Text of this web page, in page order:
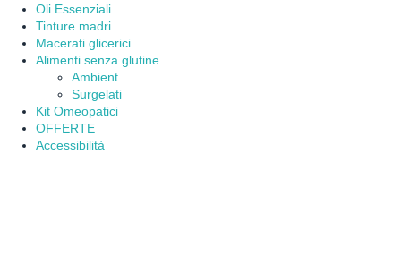
Oli Essenziali
Tinture madri
Macerati glicerici
Alimenti senza glutine
Ambient
Surgelati
Kit Omeopatici
OFFERTE
Accessibilità